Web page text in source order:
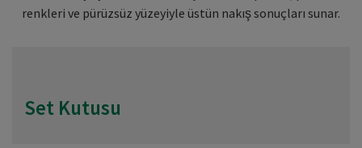
renkleri ve pürüzsüz yüzeyiyle üstün nakış sonuçları sunar.
Set Kutusu